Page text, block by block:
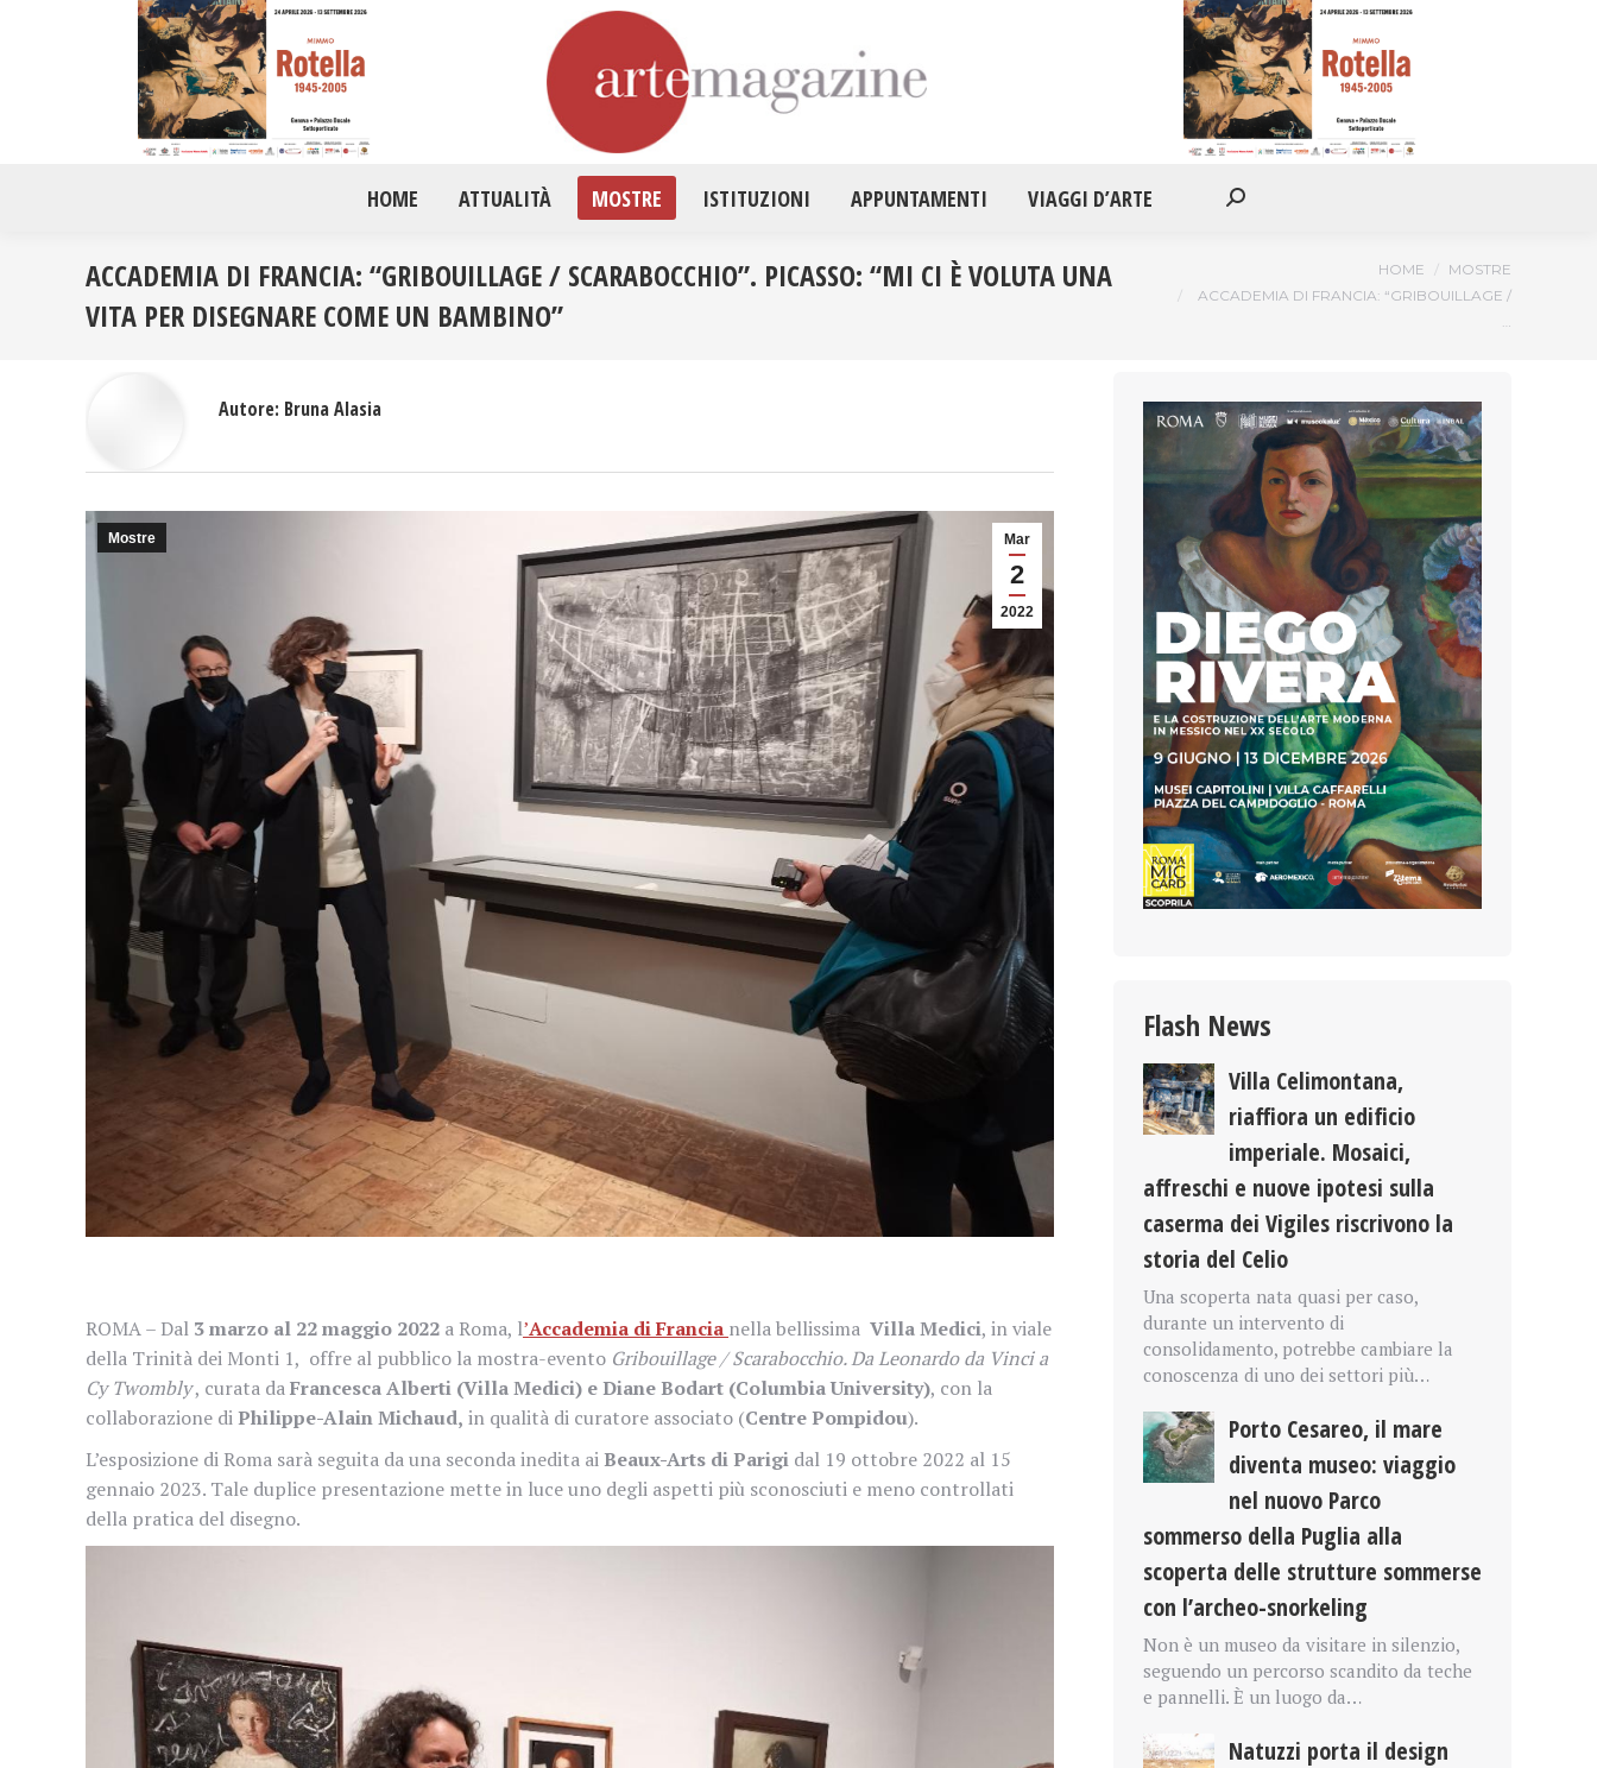
HOME ATTUALITÀ MOSTRE ISTITUZIONI APPUNTAMENTI VIAGGI D’ARTE Cerca:
ACCADEMIA DI FRANCIA: “GRIBOUILLAGE / SCARABOCCHIO”. PICASSO: “MI CI È VOLUTA UNA
VITA PER DISEGNARE COME UN BAMBINO”
HOME
MOSTRE
ACCADEMIA DI FRANCIA: “GRIBOUILLAGE /
Mar
2
2022
Mostre
ROMA – Dal 3 marzo al 22 maggio 2022 a Roma, l’Accademia di Francia nella bellissima Villa Medici, in viale
della Trinità dei Monti 1, offre al pubblico la mostra-evento Gribouillage / Scarabocchio. Da Leonardo da Vinci a
Cy Twombly, curata daFrancesca Alberti (Villa Medici) e Diane Bodart (Columbia University), con la
collaborazione diPhilippe-Alain Michaud, in qualità di curatore associato (Centre Pompidou).
L’esposizione di Roma sarà seguita da una seconda inedita aiBeaux-Arts di Parigi dal 19 ottobre 2022 al 15
gennaio 2023. Tale duplice presentazione mette in luce uno degli aspetti più sconosciuti e meno controllati
della pratica del disegno.
Autore: Bruna Alasia
Flash News
Villa Celimontana,
riaffiora un edificio
imperiale. Mosaici,
affreschi e nuove ipotesi sulla
caserma dei Vigiles riscrivono la
storia del Celio
Una scoperta nata quasi per caso,
durante un intervento di
consolidamento, potrebbe cambiare la
conoscenza di uno dei settori più…
Porto Cesareo, il mare
diventa museo: viaggio
nel nuovo Parco
sommerso della Puglia alla
scoperta delle strutture sommerse
con l’archeo-snorkeling
Non è un museo da visitare in silenzio,
seguendo un percorso scandito da teche
e pannelli. È un luogo da…
Natuzzi porta il design
HOME APPUNTAMENTI VIAGGI D’ARTE